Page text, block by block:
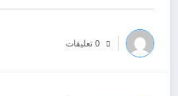
0 تعليقات